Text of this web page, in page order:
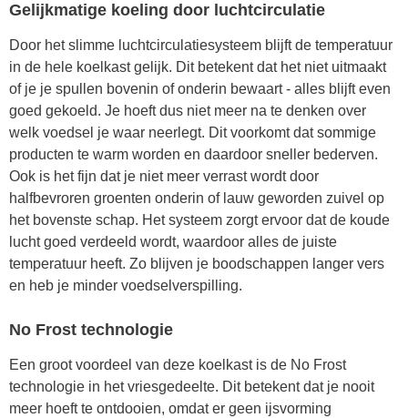
Gelijkmatige koeling door luchtcirculatie
Door het slimme luchtcirculatiesysteem blijft de temperatuur
in de hele koelkast gelijk. Dit betekent dat het niet uitmaakt
of je je spullen bovenin of onderin bewaart - alles blijft even
goed gekoeld. Je hoeft dus niet meer na te denken over
welk voedsel je waar neerlegt. Dit voorkomt dat sommige
producten te warm worden en daardoor sneller bederven.
Ook is het fijn dat je niet meer verrast wordt door
halfbevroren groenten onderin of lauw geworden zuivel op
het bovenste schap. Het systeem zorgt ervoor dat de koude
lucht goed verdeeld wordt, waardoor alles de juiste
temperatuur heeft. Zo blijven je boodschappen langer vers
en heb je minder voedselverspilling.
No Frost technologie
Een groot voordeel van deze koelkast is de No Frost
technologie in het vriesgedeelte. Dit betekent dat je nooit
meer hoeft te ontdooien, omdat er geen ijsvorming